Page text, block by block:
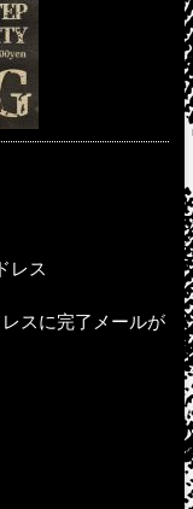
レス
スに完了メールが